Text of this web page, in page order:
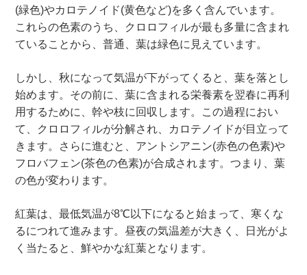
(緑色)やカロテノイド(黄色など)を多く含んでいます。
これらの色素のうち、クロロフィルが最も多量に含まれ
ていることから、普通、葉は緑色に見えています。
しかし、秋になって気温が下がってくると、葉を落とし
始めます。その前に、葉に含まれる栄養素を翌春に再利
用するために、幹や枝に回収します。この過程におい
て、クロロフィルが分解され、カロテノイドが目立って
きます。さらに進むと、アントシアニン(赤色の色素)や
フロバフェン(茶色の色素)が合成されます。つまり、葉
の色が変わります。
紅葉は、最低気温が8℃以下になると始まって、寒くな
るにつれて進みます。昼夜の気温差が大きく、日光がよ
く当たると、鮮やかな紅葉となります。